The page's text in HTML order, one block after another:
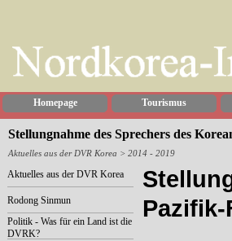
Homepage Tourismus
Stellungnahme des Sprechers des
Aktuelles aus der DVR Korea > 2014 - 2019
Aktuelles aus der DVR Korea
Rodong Sinmun
Politik - Was für ein Land ist die
DVRK?